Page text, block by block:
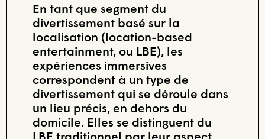
En tant que segment du
divertissement basé sur la
localisation (location-based
entertainment, ou LBE), les
expériences immersives
correspondent à un type de
divertissement qui se déroule dans
un lieu précis, en dehors du
domicile. Elles se distinguent du
LBE traditionnel par leur aspect